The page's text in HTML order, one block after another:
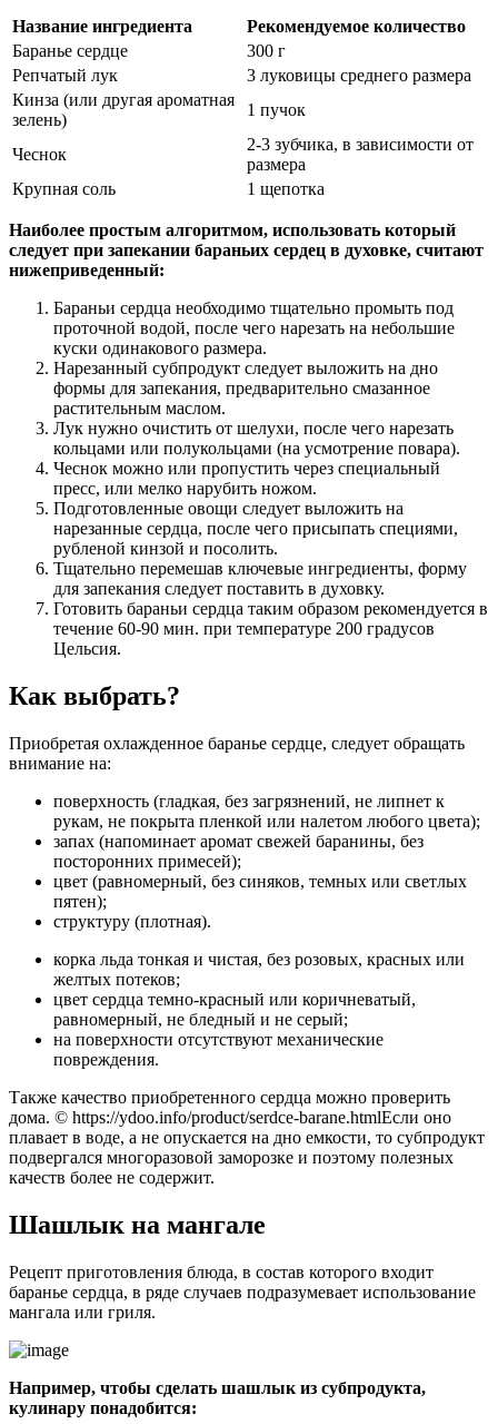
Название ингредиента
Рекомендуемое количество
Баранье сердце
300 г
Репчатый лук
3 луковицы среднего размера
Кинза (или другая ароматная
зелень)
1 пучок
Чеснок
2-3 зубчика, в зависимости от
размера
Крупная соль
1 щепотка
Наиболее простым алгоритмом, использовать который
следует при запекании бараньих сердец в духовке, считают
нижеприведенный:
Бараньи сердца необходимо тщательно промыть под
проточной водой, после чего нарезать на небольшие
куски одинакового размера.
Нарезанный субпродукт следует выложить на дно
формы для запекания, предварительно смазанное
растительным маслом.
Лук нужно очистить от шелухи, после чего нарезать
кольцами или полукольцами (на усмотрение повара).
Чеснок можно или пропустить через специальный
пресс, или мелко нарубить ножом.
Подготовленные овощи следует выложить на
нарезанные сердца, после чего присыпать специями,
рубленой кинзой и посолить.
Тщательно перемешав ключевые ингредиенты, форму
для запекания следует поставить в духовку.
Готовить бараньи сердца таким образом рекомендуется в
течение 60-90 мин. при температуре 200 градусов
Цельсия.
Как выбрать?
Приобретая охлажденное баранье сердце, следует обращать
внимание на:
поверхность (гладкая, без загрязнений, не липнет к
рукам, не покрыта пленкой или налетом любого цвета);
запах (напоминает аромат свежей баранины, без
посторонних примесей);
цвет (равномерный, без синяков, темных или светлых
пятен);
структуру (плотная).
корка льда тонкая и чистая, без розовых, красных или
желтых потеков;
цвет сердца темно-красный или коричневатый,
равномерный, не бледный и не серый;
на поверхности отсутствуют механические
повреждения.
Также качество приобретенного сердца можно проверить
дома. © https://ydoo.info/product/serdce-barane.htmlЕсли оно
плавает в воде, а не опускается на дно емкости, то субпродукт
подвергался многоразовой заморозке и поэтому полезных
качеств более не содержит.
Шашлык на мангале
Рецепт приготовления блюда, в состав которого входит
баранье сердца, в ряде случаев подразумевает использование
мангала или гриля.
Например, чтобы сделать шашлык из субпродукта,
кулинару понадобится: